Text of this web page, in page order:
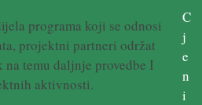
programa koji se odnosi
projektni partneri održat
na temu daljnje provedbe I
aktivnosti.
C
j
e
n
i